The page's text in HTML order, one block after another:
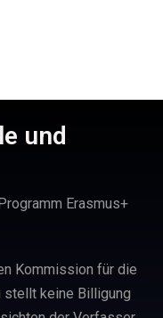
und
Erasmus+
Kommission für die
keine Billigung